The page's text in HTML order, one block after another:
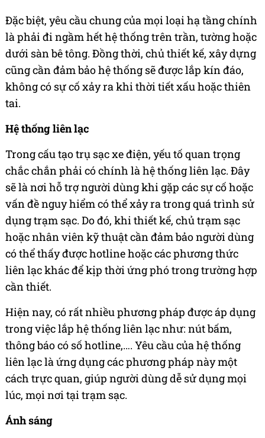
Đặc biệt, yêu cầu chung của mọi loại hạ tầng chính
là phải đi ngầm hết hệ thống trên trần, tường hoặc
dưới sàn bê tông. Đồng thời, chủ thiết kế, xây dựng
cũng cần đảm bảo hệ thống sẽ được lắp kín đáo,
không có sự cố xảy ra khi thời tiết xấu hoặc thiên
tai.
Hệ thống liên lạc
Trong cấu tạo trụ sạc xe điện, yếu tố quan trọng
chắc chắn phải có chính là hệ thống liên lạc. Đây
sẽ là nơi hỗ trợ người dùng khi gặp các sự cố hoặc
vấn đề nguy hiểm có thể xảy ra trong quá trình sử
dụng trạm sạc. Do đó, khi thiết kế, chủ trạm sạc
hoặc nhân viên kỹ thuật cần đảm bảo người dùng
có thể thấy được hotline hoặc các phương thức
liên lạc khác để kịp thời ứng phó trong trường hợp
cần thiết.
Hiện nay, có rất nhiều phương pháp được áp dụng
trong việc lắp hệ thống liên lạc như: nút bấm,
thông báo có số hotline,…. Yêu cầu của hệ thống
liên lạc là ứng dụng các phương pháp này một
cách trực quan, giúp người dùng dễ sử dụng mọi
lúc, mọi nơi tại trạm sạc.
Ánh sáng